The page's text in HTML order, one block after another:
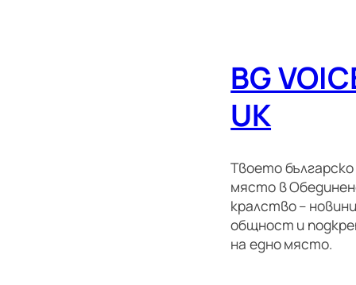
BG
UK
Твоето българско
място в
кралство –
общност и
на едно място.